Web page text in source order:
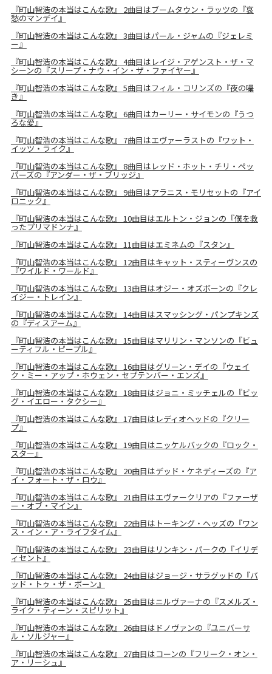
『町山智浩の本当はこんな歌』 2曲目はブームタウン・ラッツの『哀
愁のマンデイ』
『町山智浩の本当はこんな歌』 3曲目はパール・ジャムの『ジェレミ
ー』
『町山智浩の本当はこんな歌』 4曲目はレイジ・アゲンスト・ザ・マ
シーンの『スリープ・ナウ・イン・ザ・ファイヤー』
『町山智浩の本当はこんな歌』 5曲目はフィル・コリンズの『夜の囁
き』
『町山智浩の本当はこんな歌』 6曲目はカーリー・サイモンの『うつ
ろな愛』
『町山智浩の本当はこんな歌』 7曲目はエヴァーラストの『ワット・
イッツ・ライク』
『町山智浩の本当はこんな歌』 8曲目はレッド・ホット・チリ・ペッ
パーズの『アンダー・ザ・ブリッジ』
『町山智浩の本当はこんな歌』 9曲目はアラニス・モリセットの『アイ
ロニック』
『町山智浩の本当はこんな歌』 10曲目はエルトン・ジョンの『僕を救
ったプリマドンナ』
『町山智浩の本当はこんな歌』 11曲目はエミネムの『スタン』
『町山智浩の本当はこんな歌』 12曲目はキャット・スティーヴンスの
『ワイルド・ワールド』
『町山智浩の本当はこんな歌』 13曲目はオジー・オズボーンの『クレ
イジー・トレイン』
『町山智浩の本当はこんな歌』 14曲目はスマッシング・パンプキンズ
の『ディスアーム』
『町山智浩の本当はこんな歌』 15曲目はマリリン・マンソンの『ビュ
ーティフル・ピープル』
『町山智浩の本当はこんな歌』 16曲目はグリーン・デイの『ウェイ
ク・ミー・アップ・ホウェン・セプテンバー・エンズ』
『町山智浩の本当はこんな歌』 18曲目はジョニ・ミッチェルの『ビッ
グ・イエロー・タクシー』
『町山智浩の本当はこんな歌』 17曲目はレディオヘッドの『クリー
プ』
『町山智浩の本当はこんな歌』 19曲目はニッケルバックの『ロック・
スター』
『町山智浩の本当はこんな歌』 20曲目はデッド・ケネディーズの『ア
イ・フォート・ザ・ロウ』
『町山智浩の本当はこんな歌』 21曲目はエヴァークリアの『ファーザ
ー・オブ・マイン』
『町山智浩の本当はこんな歌』 22曲目はトーキング・ヘッズの『ワン
ス・イン・ア・ライフタイム』
『町山智浩の本当はこんな歌』 23曲目はリンキン・パークの『イリデ
ィセント』
『町山智浩の本当はこんな歌』 24曲目はジョージ・サラグッドの『バ
ッド・トゥ・ザ・ボーン』
『町山智浩の本当はこんな歌』 25曲目はニルヴァーナの『スメルズ・
ライク・ティーン・スピリット』
『町山智浩の本当はこんな歌』 26曲目はドノヴァンの『ユニバーサ
ル・ソルジャー』
『町山智浩の本当はこんな歌』 27曲目はコーンの『フリーク・オン・
ア・リーシュ』